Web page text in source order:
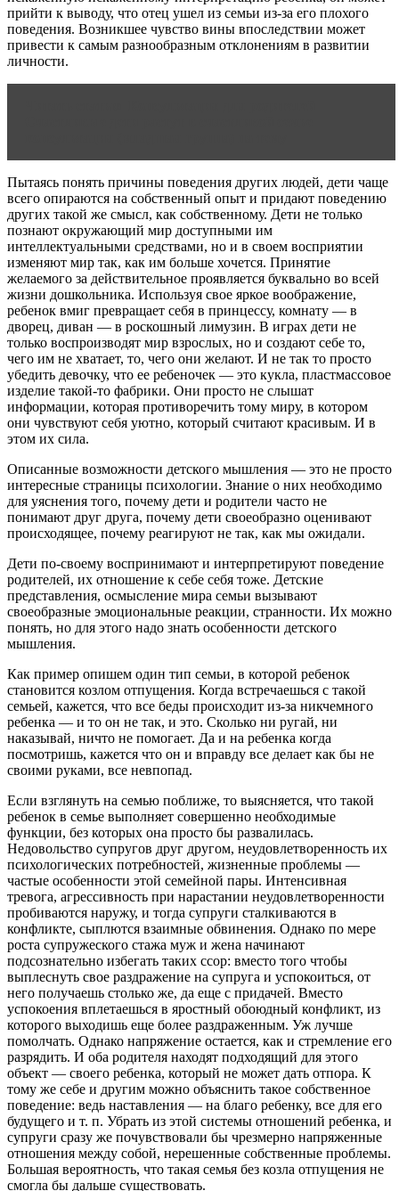
прийти к выводу, что отец ушел из семьи из-за его плохого
поведения. Возникшее чувство вины впоследствии может
привести к самым разнообразным отклонениям в развитии
личности.
Пытаясь понять причины поведения других людей, дети чаще
всего опираются на собственный опыт и придают поведению
других такой же смысл, как собственному. Дети не только
познают окружающий мир доступными им
интеллектуальными средствами, но и в своем восприятии
изменяют мир так, как им больше хочется. Принятие
желаемого за действительное проявляется буквально во всей
жизни дошкольника. Используя свое яркое воображение,
ребенок вмиг превращает себя в принцессу, комнату — в
дворец, диван — в роскошный лимузин. В играх дети не
только воспроизводят мир взрослых, но и создают себе то,
чего им не хватает, то, чего они желают. И не так то просто
убедить девочку, что ее ребеночек — это кукла, пластмассовое
изделие такой-то фабрики. Они просто не слышат
информации, которая противоречить тому миру, в котором
они чувствуют себя уютно, который считают красивым. И в
этом их сила.
Описанные возможности детского мышления — это не просто
интересные страницы психологии. Знание о них необходимо
для уяснения того, почему дети и родители часто не
понимают друг друга, почему дети своеобразно оценивают
происходящее, почему реагируют не так, как мы ожидали.
Дети по-своему воспринимают и интерпретируют поведение
родителей, их отношение к себе себя тоже. Детские
представления, осмысление мира семьи вызывают
своеобразные эмоциональные реакции, странности. Их можно
понять, но для этого надо знать особенности детского
мышления.
Как пример опишем один тип семьи, в которой ребенок
становится козлом отпущения. Когда встречаешься с такой
семьей, кажется, что все беды происходит из-за никчемного
ребенка — и то он не так, и это. Сколько ни ругай, ни
наказывай, ничто не помогает. Да и на ребенка когда
посмотришь, кажется что он и вправду все делает как бы не
своими руками, все невпопад.
Если взглянуть на семью поближе, то выясняется, что такой
ребенок в семье выполняет совершенно необходимые
функции, без которых она просто бы развалилась.
Недовольство супругов друг другом, неудовлетворенность их
психологических потребностей, жизненные проблемы —
частые особенности этой семейной пары. Интенсивная
тревога, агрессивность при нарастании неудовлетворенности
пробиваются наружу, и тогда супруги сталкиваются в
конфликте, сыплются взаимные обвинения. Однако по мере
роста супружеского стажа муж и жена начинают
подсознательно избегать таких ссор: вместо того чтобы
выплеснуть свое раздражение на супруга и успокоиться, от
него получаешь столько же, да еще с придачей. Вместо
успокоения вплетаешься в яростный обоюдный конфликт, из
которого выходишь еще более раздраженным. Уж лучше
помолчать. Однако напряжение остается, как и стремление его
разрядить. И оба родителя находят подходящий для этого
объект — своего ребенка, который не может дать отпора. К
тому же себе и другим можно объяснить такое собственное
поведение: ведь наставления — на благо ребенку, все для его
будущего и т. п. Убрать из этой системы отношений ребенка, и
супруги сразу же почувствовали бы чрезмерно напряженные
отношения между собой, нерешенные собственные проблемы.
Большая вероятность, что такая семья без козла отпущения не
смогла бы дальше существовать.